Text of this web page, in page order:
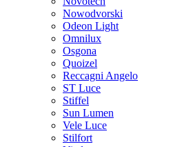
Nowodvorski
Odeon Light
Omnilux
Osgona
Quoizel
Reccagni Angelo
ST Luce
Stiffel
Sun Lumen
Vele Luce
Stilfort